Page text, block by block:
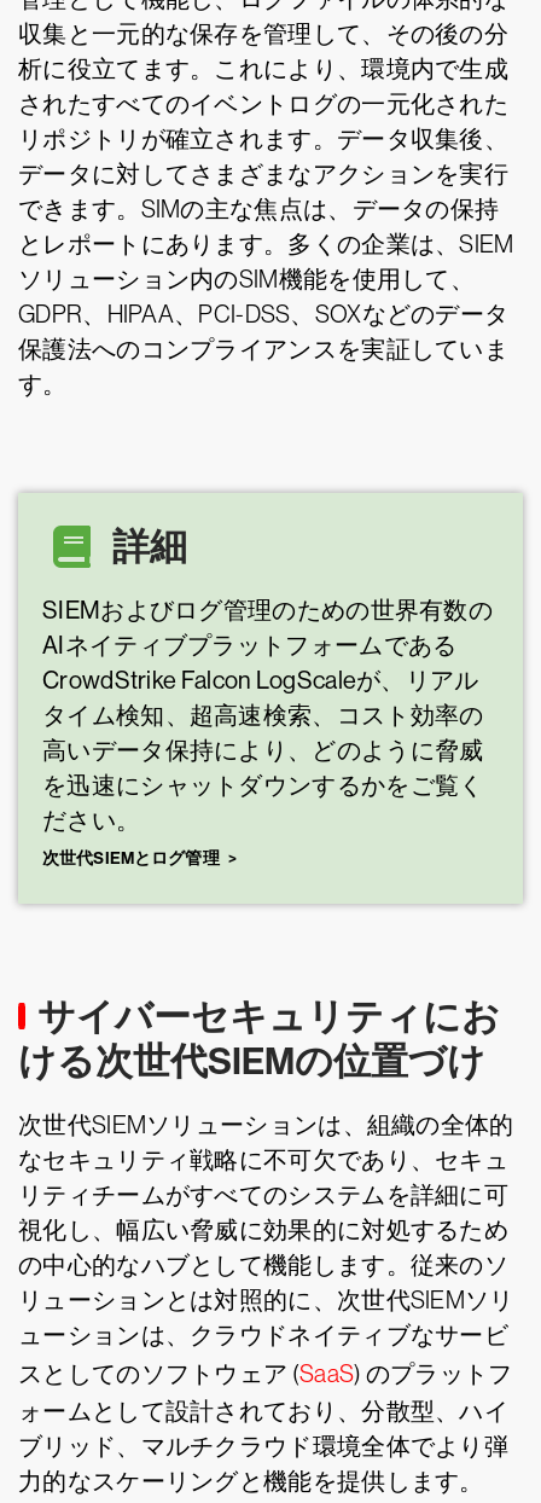
収集と一元的な保存を管理して、その後の分
析に役立てます。これにより、環境内で生成
されたすべてのイベントログの一元化された
リポジトリが確立されます。データ収集後、
データに対してさまざまなアクションを実行
できます。SIMの主な焦点は、データの保持
とレポートにあります。多くの企業は、SIEM
ソリューション内のSIM機能を使用して、
GDPR、HIPAA、PCI-DSS、SOXなどのデータ
保護法へのコンプライアンスを実証していま
す。
詳細
SIEMおよびログ管理のための世界有数の
AIネイティブプラットフォームである
CrowdStrike Falcon LogScaleが、リアル
タイム検知、超高速検索、コスト効率の
高いデータ保持により、どのように脅威
を迅速にシャットダウンするかをご覧く
ださい。
次世代SIEMとログ管理
サイバーセキュリティにお
ける次世代SIEMの位置づけ
次世代SIEMソリューションは、組織の全体的
なセキュリティ戦略に不可欠であり、セキュ
リティチームがすべてのシステムを詳細に可
視化し、幅広い脅威に効果的に対処するため
の中心的なハブとして機能します。従来のソ
リューションとは対照的に、次世代SIEMソリ
ューションは、クラウドネイティブなサービ
スとしてのソフトウェア (SaaS) のプラットフ
ォームとして設計されており、分散型、ハイ
ブリッド、マルチクラウド環境全体でより弾
力的なスケーリングと機能を提供します。